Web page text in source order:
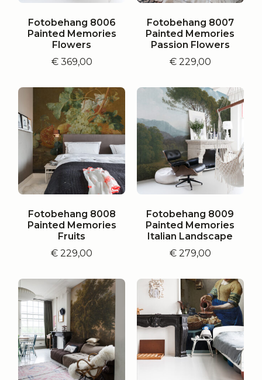
Fotobehang 8006
Painted Memories
Flowers
€369,00
Fotobehang 8007
Painted Memories
Passion Flowers
€229,00
Fotobehang 8008
Painted Memories
Fruits
€ 229,00
Fotobehang 8009
Painted Memories
Italian Landscape
€279,00